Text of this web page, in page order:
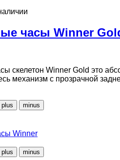
часы Winner
скелетон Winner Gold это
механизм с прозрачной